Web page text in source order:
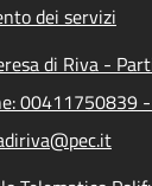
dei servizi
di Riva -
00411750839 -